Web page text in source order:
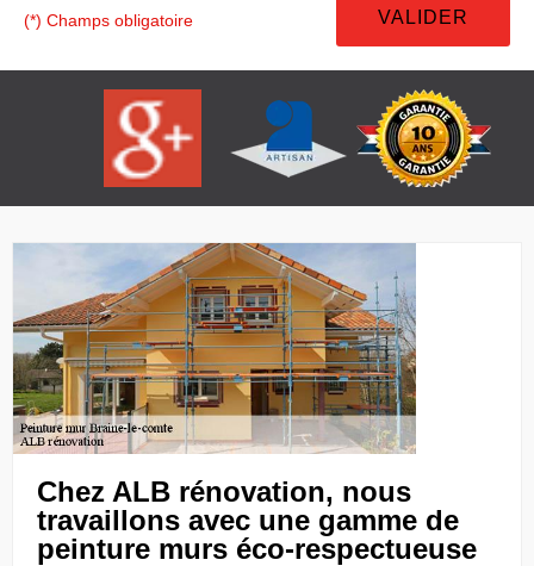
(*) Champs obligatoire
Chez ALB rénovation, nous
travaillons avec une gamme de
peinture murs éco-respectueuse